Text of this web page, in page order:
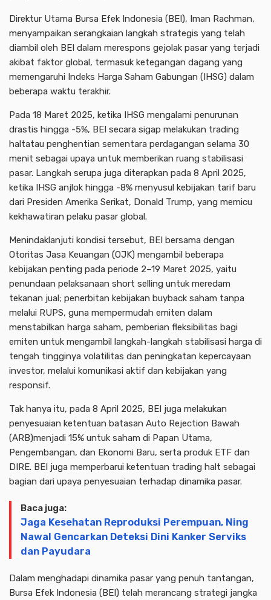
Direktur Utama Bursa Efek Indonesia (BEI), Iman Rachman,
menyampaikan serangkaian langkah strategis yang telah
diambil oleh BEI dalam merespons gejolak pasar yang terjadi
akibat faktor global, termasuk ketegangan dagang yang
memengaruhi Indeks Harga Saham Gabungan (IHSG) dalam
beberapa waktu terakhir.
Pada 18 Maret 2025, ketika IHSG mengalami penurunan
drastis hingga -5%, BEI secara sigap melakukan trading
haltatau penghentian sementara perdagangan selama 30
menit sebagai upaya untuk memberikan ruang stabilisasi
pasar. Langkah serupa juga diterapkan pada 8 April 2025,
ketika IHSG anjlok hingga -8% menyusul kebijakan tarif baru
dari Presiden Amerika Serikat, Donald Trump, yang memicu
kekhawatiran pelaku pasar global.
Menindaklanjuti kondisi tersebut, BEI bersama dengan
Otoritas Jasa Keuangan (OJK) mengambil beberapa
kebijakan penting pada periode 2–19 Maret 2025, yaitu
penundaan pelaksanaan short selling untuk meredam
tekanan jual; penerbitan kebijakan buyback saham tanpa
melalui RUPS, guna mempermudah emiten dalam
menstabilkan harga saham, pemberian fleksibilitas bagi
emiten untuk mengambil langkah-langkah stabilisasi harga di
tengah tingginya volatilitas dan peningkatan kepercayaan
investor, melalui komunikasi aktif dan kebijakan yang
responsif.
Tak hanya itu, pada 8 April 2025, BEI juga melakukan
penyesuaian ketentuan batasan Auto Rejection Bawah
(ARB)menjadi 15% untuk saham di Papan Utama,
Pengembangan, dan Ekonomi Baru, serta produk ETF dan
DIRE. BEI juga memperbarui ketentuan trading halt sebagai
bagian dari upaya penyesuaian terhadap dinamika pasar.
Baca juga:
Jaga Kesehatan Reproduksi Perempuan, Ning
Nawal Gencarkan Deteksi Dini Kanker Serviks
dan Payudara
Dalam menghadapi dinamika pasar yang penuh tantangan,
Bursa Efek Indonesia (BEI) telah merancang strategi jangka